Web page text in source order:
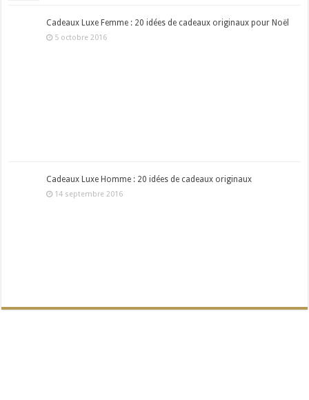
Cadeaux Luxe Femme : 20 idées de cadeaux originaux pour Noël
5 octobre 2016
Cadeaux Luxe Homme : 20 idées de cadeaux originaux
14 septembre 2016